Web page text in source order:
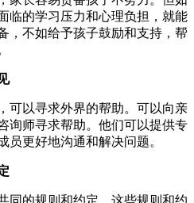
临的学习压力和心理负担，就能
，不如给予孩子鼓励和支持，帮
可以寻求外界的帮助。可以向亲
询师寻求帮助。他们可以提供专
员更好地沟通和解决问题。
同的规则和约定。这些规则和约